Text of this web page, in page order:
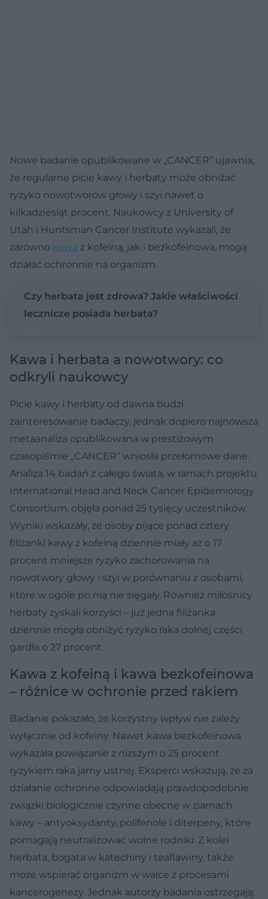
Nowe badanie opublikowane w „CANCER” ujawnia,
że regularne picie kawy i herbaty może obniżać
ryzyko nowotworów głowy i szyi nawet o
kilkadziesiąt procent. Naukowcy z University of
Utah i Huntsman Cancer Institute wykazali, że
zarówno kawa z kofeiną, jak i bezkofeinowa, mogą
działać ochronnie na organizm.
Czy herbata jest zdrowa? Jakie właściwości
lecznicze posiada herbata?
Kawa i herbata a nowotwory: co
odkryli naukowcy
Picie kawy i herbaty od dawna budzi
zainteresowanie badaczy, jednak dopiero najnowsza
metaanaliza opublikowana w prestiżowym
czasopiśmie „CANCER” wniosła przełomowe dane.
Analiza 14 badań z całego świata, w ramach projektu
International Head and Neck Cancer Epidemiology
Consortium, objęła ponad 25 tysięcy uczestników.
Wyniki wskazały, że osoby pijące ponad cztery
filiżanki kawy z kofeiną dziennie miały aż o 17
procent mniejsze ryzyko zachorowania na
nowotwory głowy i szyi w porównaniu z osobami,
które w ogóle po nią nie sięgały. Również miłośnicy
herbaty zyskali korzyści – już jedna filiżanka
dziennie mogła obniżyć ryzyko raka dolnej części
gardła o 27 procent.
Kawa z kofeiną i kawa bezkofeinowa
– różnice w ochronie przed rakiem
Badanie pokazało, że korzystny wpływ nie zależy
wyłącznie od kofeiny. Nawet kawa bezkofeinowa
wykazała powiązanie z niższym o 25 procent
ryzykiem raka jamy ustnej. Eksperci wskazują, że za
działanie ochronne odpowiadają prawdopodobnie
związki biologicznie czynne obecne w ziarnach
kawy – antyoksydanty, polifenole i diterpeny, które
pomagają neutralizować wolne rodniki. Z kolei
herbata, bogata w katechiny i teaflawiny, także
może wspierać organizm w walce z procesami
kancerogenezy. Jednak autorzy badania ostrzegają,